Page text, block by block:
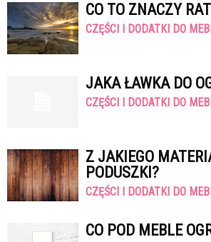
CO TO ZNACZY
CZĘŚCI I DODATKI DO
JAKA ŁAWKA DO
CZĘŚCI I DODATKI DO
Z JAKIEGO
PODUSZKI?
CZĘŚCI I DODATKI DO
CO POD MEBLE